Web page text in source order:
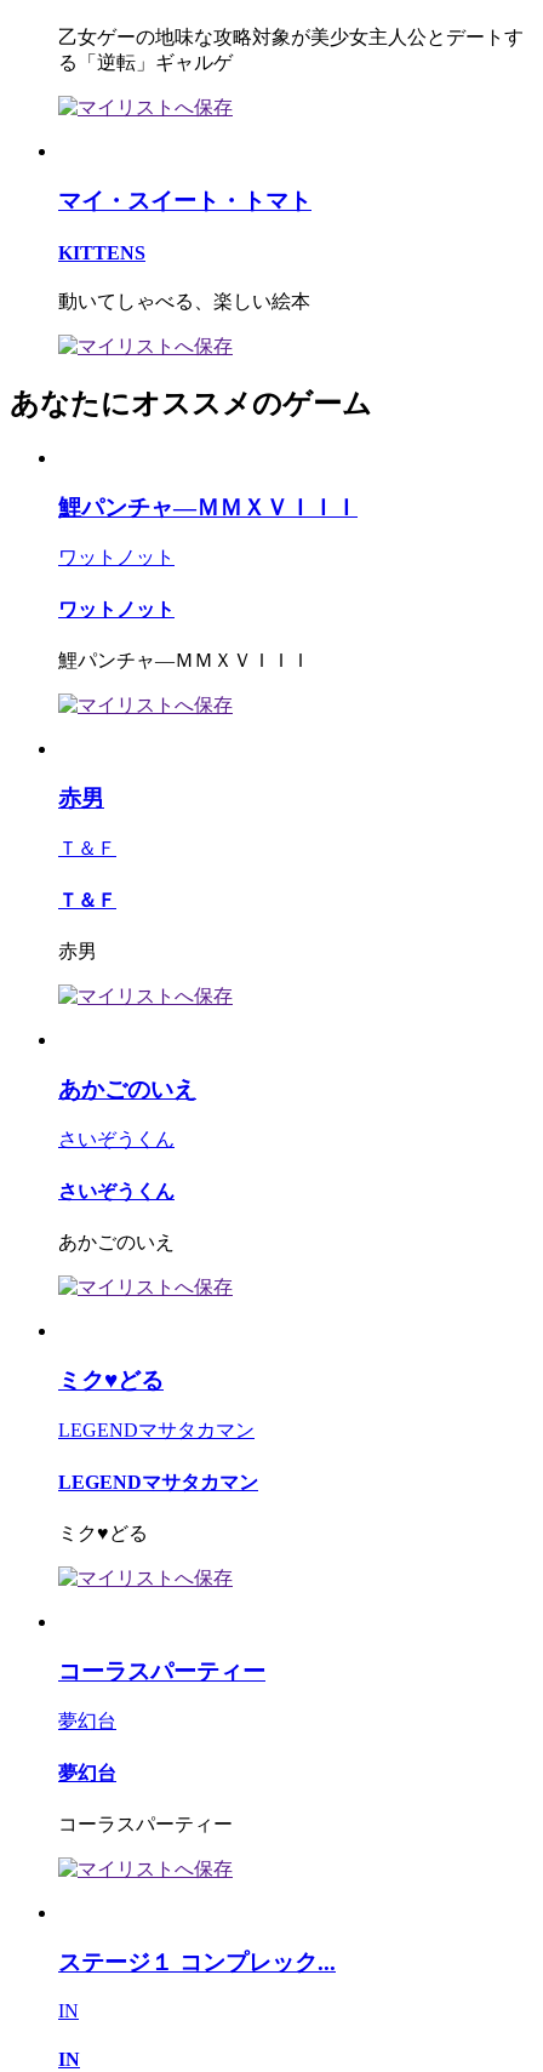
乙女ゲーの地味な攻略対象が美少女主人公とデートす
る「逆転」ギャルゲ
マイ・スイート・トマト
KITTENS
動いてしゃべる、楽しい絵本
あなたにオススメのゲーム
鯉パンチャ―ＭＭＸＶＩＩＩ
ワットノット
ワットノット
鯉パンチャ―ＭＭＸＶＩＩＩ
赤男
Ｔ＆Ｆ
Ｔ＆Ｆ
赤男
あかごのいえ
さいぞうくん
さいぞうくん
あかごのいえ
ミク♥どる
LEGENDマサタカマン
LEGENDマサタカマン
ミク♥どる
コーラスパーティー
夢幻台
夢幻台
コーラスパーティー
ステージ１ コンプレック...
IN
IN